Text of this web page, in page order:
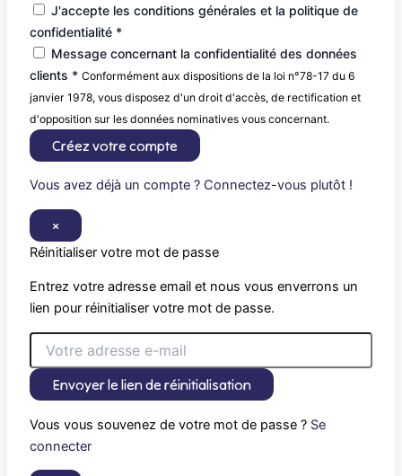
J'accepte les conditions générales et la politique de
confidentialité *
Message concernant la confidentialité des données
clients * Conformément aux dispositions de la loi n°78-17 du 6
janvier 1978, vous disposez d'un droit d'accès, de rectification et
d'opposition sur les données nominatives vous concernant.
Créez votre compte
Vous avez déjà un compte ? Connectez-vous plutôt !
×
Réinitialiser votre mot de passe
Entrez votre adresse email et nous vous enverrons un
lien pour réinitialiser votre mot de passe.
Envoyer le lien de réinitialisation
Vous vous souvenez de votre mot de passe ? Se
connecter